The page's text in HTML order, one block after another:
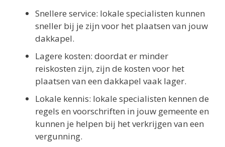
Snellere service: lokale specialisten kunnen
sneller bij je zijn voor het plaatsen van jouw
dakkapel.
Lagere kosten: doordat er minder
reiskosten zijn, zijn de kosten voor het
plaatsen van een dakkapel vaak lager.
Lokale kennis: lokale specialisten kennen de
regels en voorschriften in jouw gemeente en
kunnen je helpen bij het verkrijgen van een
vergunning.